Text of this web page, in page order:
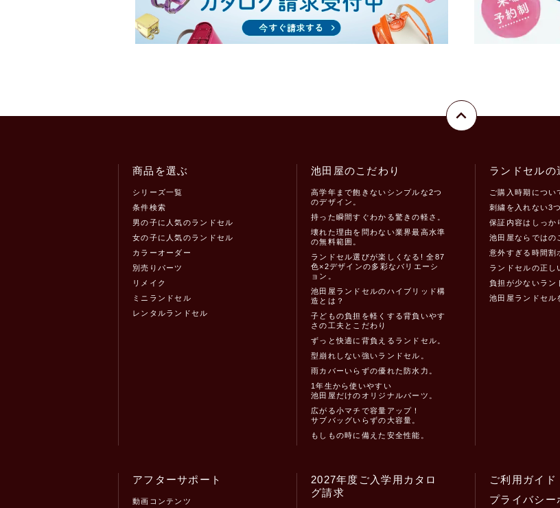
商品を選ぶ
シリーズ一覧
条件検索
男の子に人気のランドセル
女の子に人気のランドセル
カラーオーダー
別売りパーツ
リメイク
ミニランドセル
レンタルランドセル
池田屋のこだわり
高学年まで飽きないシンプルな2つ
のデザイン。
持った瞬間すぐわかる驚きの軽さ。
壊れた理由を問わない業界最高水準
の無料範囲。
ランドセル選びが楽しくなる! 全87
色×2デザインの多彩なバリエーシ
ョン。
池田屋ランドセルのハイブリッド構
造とは？
子どもの負担を軽くする背負いやす
さの工夫とこだわり
ずっと快適に背負えるランドセル。
型崩れしない強いランドセル。
雨カバーいらずの優れた防水力。
1年生から使いやすい
池田屋だけのオリジナルパーツ。
広がる小マチで容量アップ！
サブバッグいらずの大容量。
もしもの時に備えた安全性能。
ランドセルの
ご購入時期につい
刺繍を入れない3
保証内容はしっか
池田屋ならではの
意外すぎる時間割
ランドセルの正し
負担が少ないラン
池田屋ランドセル
アフターサポート
動画コンテンツ
2027年度ご入学用カタロ
グ請求
ご利用ガイド
プライバシー